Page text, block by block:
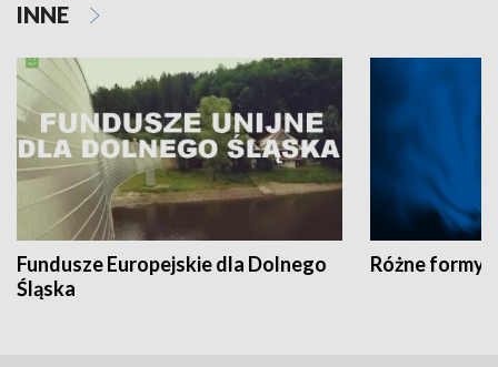
INNE
Fundusze Europejskie dla Dolnego
Śląska
Różne formy